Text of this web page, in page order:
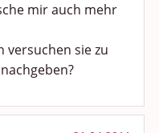
mir auch mehr
versuchen sie zu